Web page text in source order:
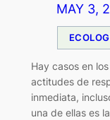
MAY 3,
Hay casos en
actitudes de
inmediata,
una de ellas es